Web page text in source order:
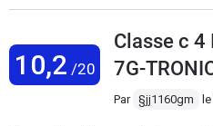
es pas attentif aux conteurs)
line avec pack AMG lui donne
sportive. Le toit ouvrant est très
deviendrait presque obsolète.
10,2 /20
Classe c 4
7G-
Par §jj1160gm le